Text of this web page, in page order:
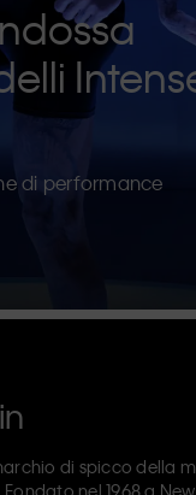
di performance
di spicco della
nel 1968 a